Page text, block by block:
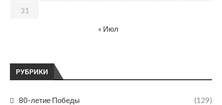
РУБРИКИ
80-летие Победы (129)
31
« Июл